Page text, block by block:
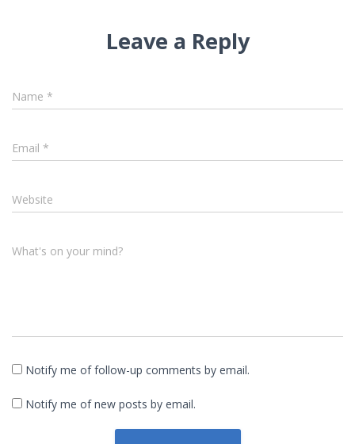
Leave a Reply
Name *
Email *
Website
What's on your mind?
Notify me of follow-up comments by email.
Notify me of new posts by email.